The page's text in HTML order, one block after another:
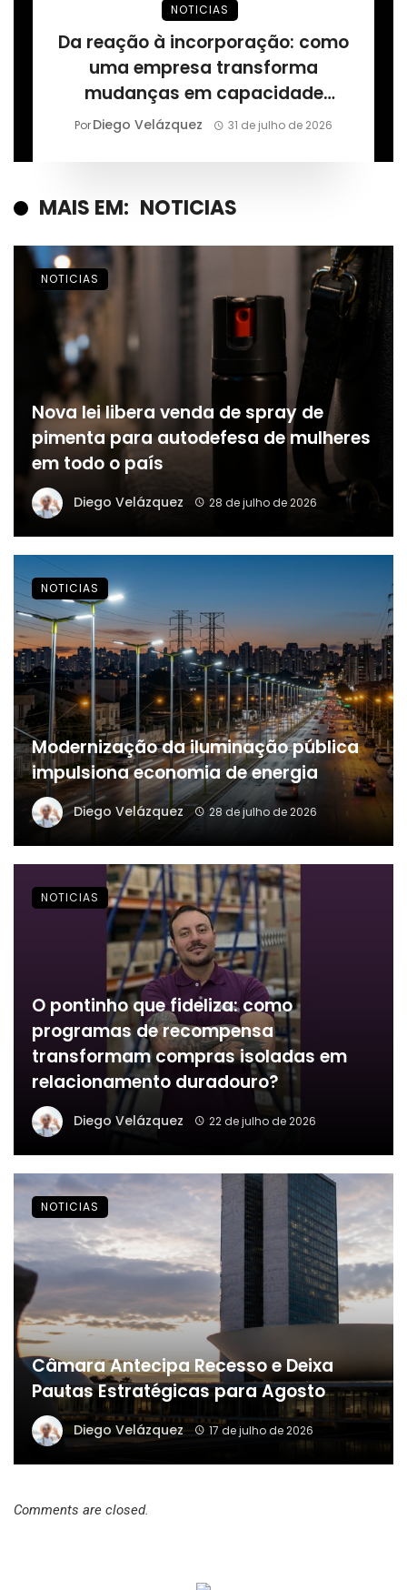
NOTICIAS
Da reação à incorporação: como
uma empresa transforma
mudanças em capacidade
permanente, segundo Márcio
PorDiego Velázquez 31 de julho de 2026
MAIS EM: NOTICIAS
Nova lei libera venda de spray de
pimenta para autodefesa de mulheres
em todo o país
Diego Velázquez 28 de julho de 2026
NOTICIAS
Modernização da iluminação pública
impulsiona economia de energia
Diego Velázquez 28 de julho de 2026
NOTICIAS
O pontinho que fideliza: como
programas de recompensa
transformam compras isoladas em
relacionamento duradouro?
Diego Velázquez 22 de julho de 2026
NOTICIAS
Câmara Antecipa Recesso e Deixa
Pautas Estratégicas para Agosto
Diego Velázquez 17 de julho de 2026
NOTICIAS
Comments are closed.